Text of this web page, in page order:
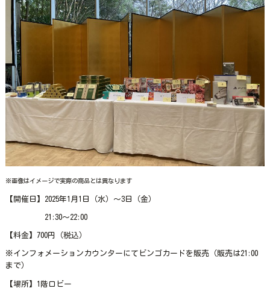
※画像はイメージで実際の商品とは異なります
【開催日】2025年1月1日（水）～3日（金）
21:30～22:00
【料金】700円（税込）
※インフォメーションカウンターにてビンゴカードを販売（販売は21:00
まで）
【場所】1階ロビー